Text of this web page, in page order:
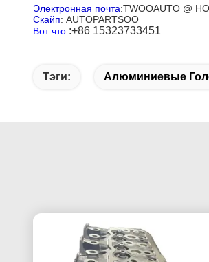
Электронная почта:TWOOAUTO @
Скайп: AUTOPARTSOO
Вот что. :+86 15323733451
Тэги: Алюминиевые